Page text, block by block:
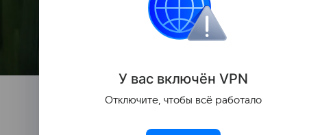
У вас включён VPN
Отключите, чтобы всё работало